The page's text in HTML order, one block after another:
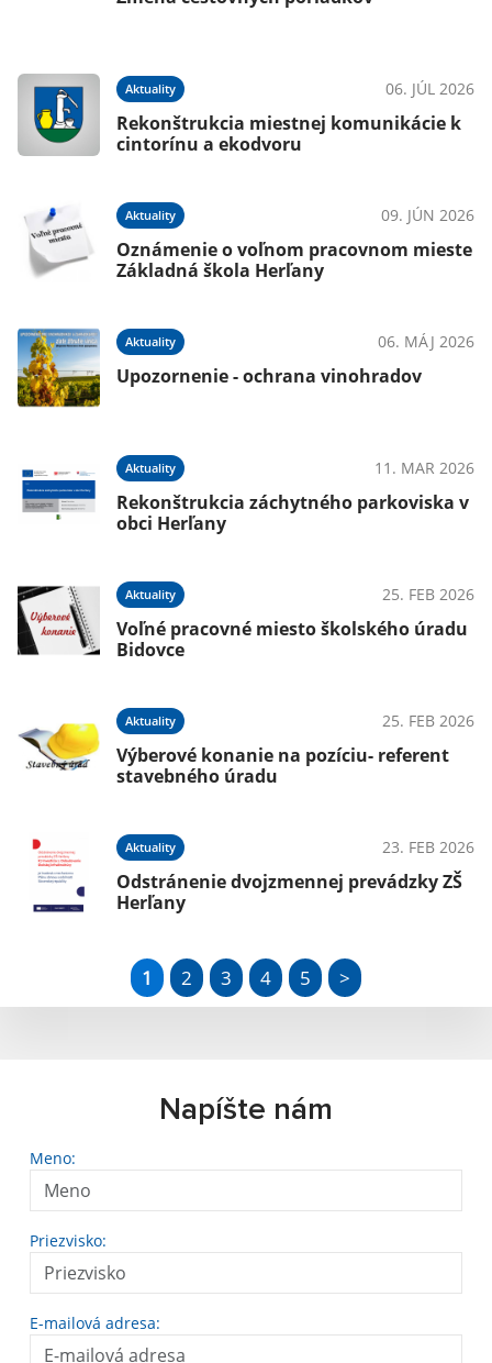
Aktuality 06. JÚL 2026
Rekonštrukcia miestnej komunikácie k
cintorínu a ekodvoru
Aktuality 09. JÚN 2026
Oznámenie o voľnom pracovnom mieste
Základná škola Herľany
Aktuality 06. MÁJ 2026
Upozornenie - ochrana vinohradov
Aktuality 11. MAR 2026
Rekonštrukcia záchytného parkoviska v
obci Herľany
Aktuality 25. FEB 2026
Voľné pracovné miesto školského úradu
Bidovce
Aktuality 25. FEB 2026
Výberové konanie na pozíciu- referent
stavebného úradu
Aktuality 23. FEB 2026
Odstránenie dvojzmennej prevádzky ZŠ
Herľany
1 2 3 4 5 >
Napíšte nám
Meno:
Priezvisko:
E-mailová adresa: